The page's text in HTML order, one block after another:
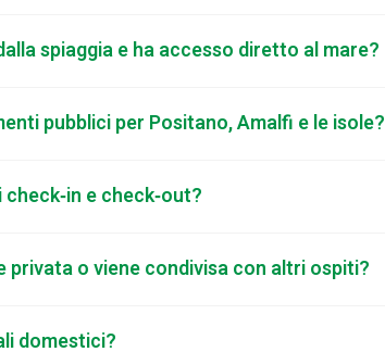
spiaggia e ha accesso diretto al mare?
pubblici per Positano, Amalfi e le isole?
e check‑out?
privata o viene condivisa con altri ospiti?
domestici?